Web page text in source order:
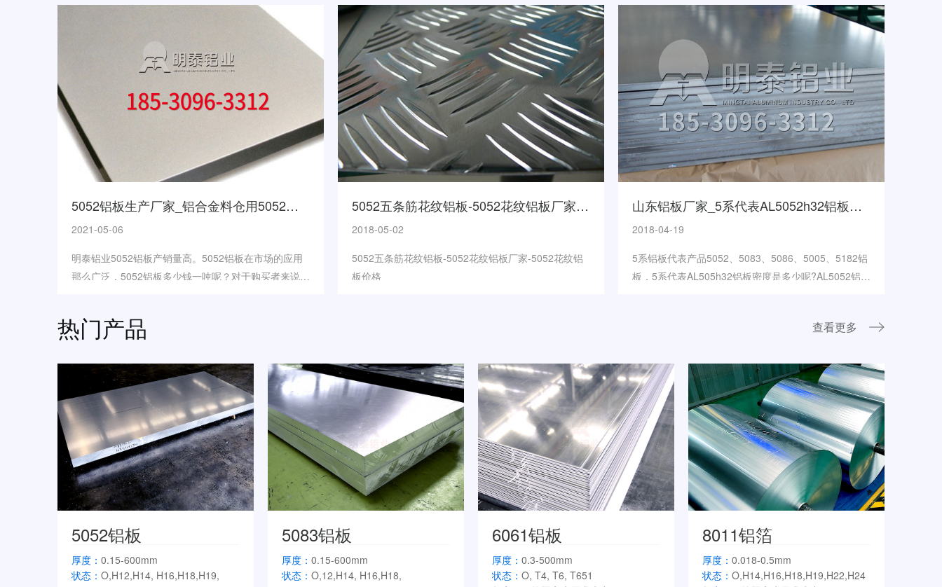
5052铝板生产厂家_铝合金料仓用5052铝板多少钱一吨呢？
2021-05-06
明泰铝业5052铝板产销量高。5052铝板在市场的应用
那么广泛，5052铝板多少钱一吨呢？对于购买者来说，
5052五条筋花纹铝板-5052花纹铝板厂家-5052花纹铝板价格
2018-05-02
5052五条筋花纹铝板-5052花纹铝板厂家-5052花纹铝
板价格
山东铝板厂家_5系代表AL5052h32铝板密度是多少
2018-04-19
5系铝板代表产品5052、5083、5086、5005、5182铝
板，5系代表AL505h32铝板密度是多少呢?AL5052铝板
热门产品 查看更多
5052铝板
厚度： 0.15-600mm
状态： O,H12,H14, H16,H18,H19,
5083铝板
厚度： 0.15-600mm
状态： O,12,H14, H16,H18,
6061铝板
厚度： 0.3-500mm
状态： O, T4, T6, T651
8011铝箔
厚度： 0.018-0.5mm
状态： O,H14,H16,H18,H19,H22,H24